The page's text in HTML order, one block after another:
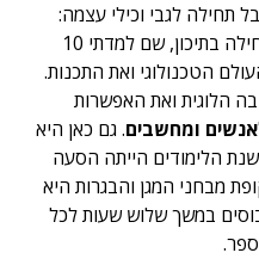
תחילה לגבי וכילי עצמה:
"ההתעניינות שלי בטכנולוגיה התחילה בתיכון, שם למדתי 10
הטכנולוגי ואת התכנות.
הלוגית ואת האפשרות
אנשים ומחשבים. גם כאן היא
הלימודים הייתה הסעה
מבחני המגן והבגרות היא
במשך שלוש שעות לכל